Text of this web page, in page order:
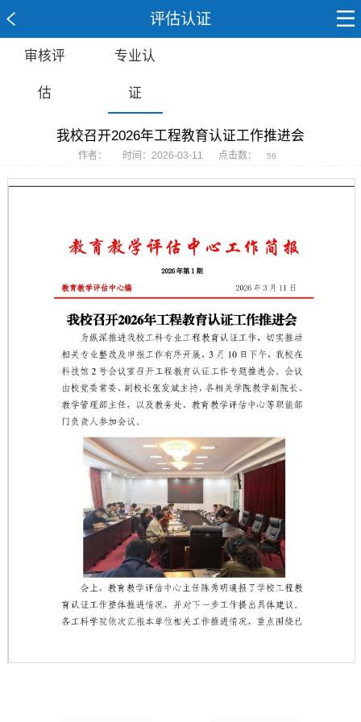
评估认证
审核评
估
专业认
证
我校召开2026年工程教育认证工作推进会
作者： 时间：2026-03-11 点击数： 56